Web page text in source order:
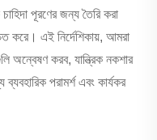
চাহিদা পূরণের জন্য তৈরি করা
করে। এই নির্দেশিকায়, আমরা
অন্বেষণ করব, যান্ত্রিক নকশার
পরামর্শ এবং কার্যকর